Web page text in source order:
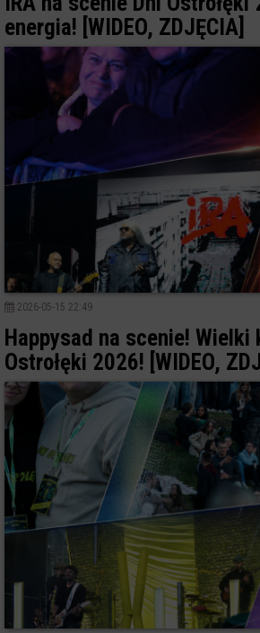
energia! [WIDEO, ZDJĘCIA]
2026-05-15 22:49
Happysad na scenie! Wielki
Ostrołęki 2026! [WIDEO,